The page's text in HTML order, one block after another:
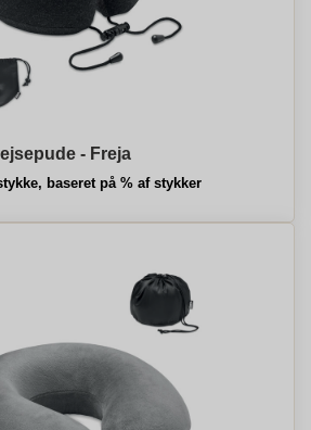
- Freja
baseret på % af stykker